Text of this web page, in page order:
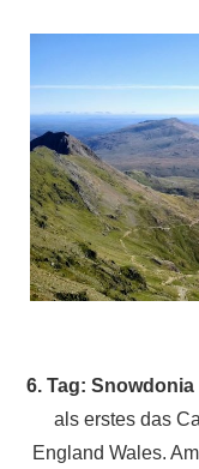
6. Tag:
als erstes das
England Wales.